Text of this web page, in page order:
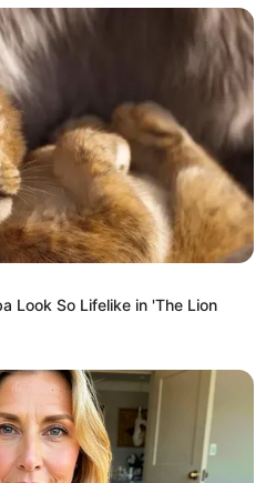
Look So Lifelike in 'The Lion